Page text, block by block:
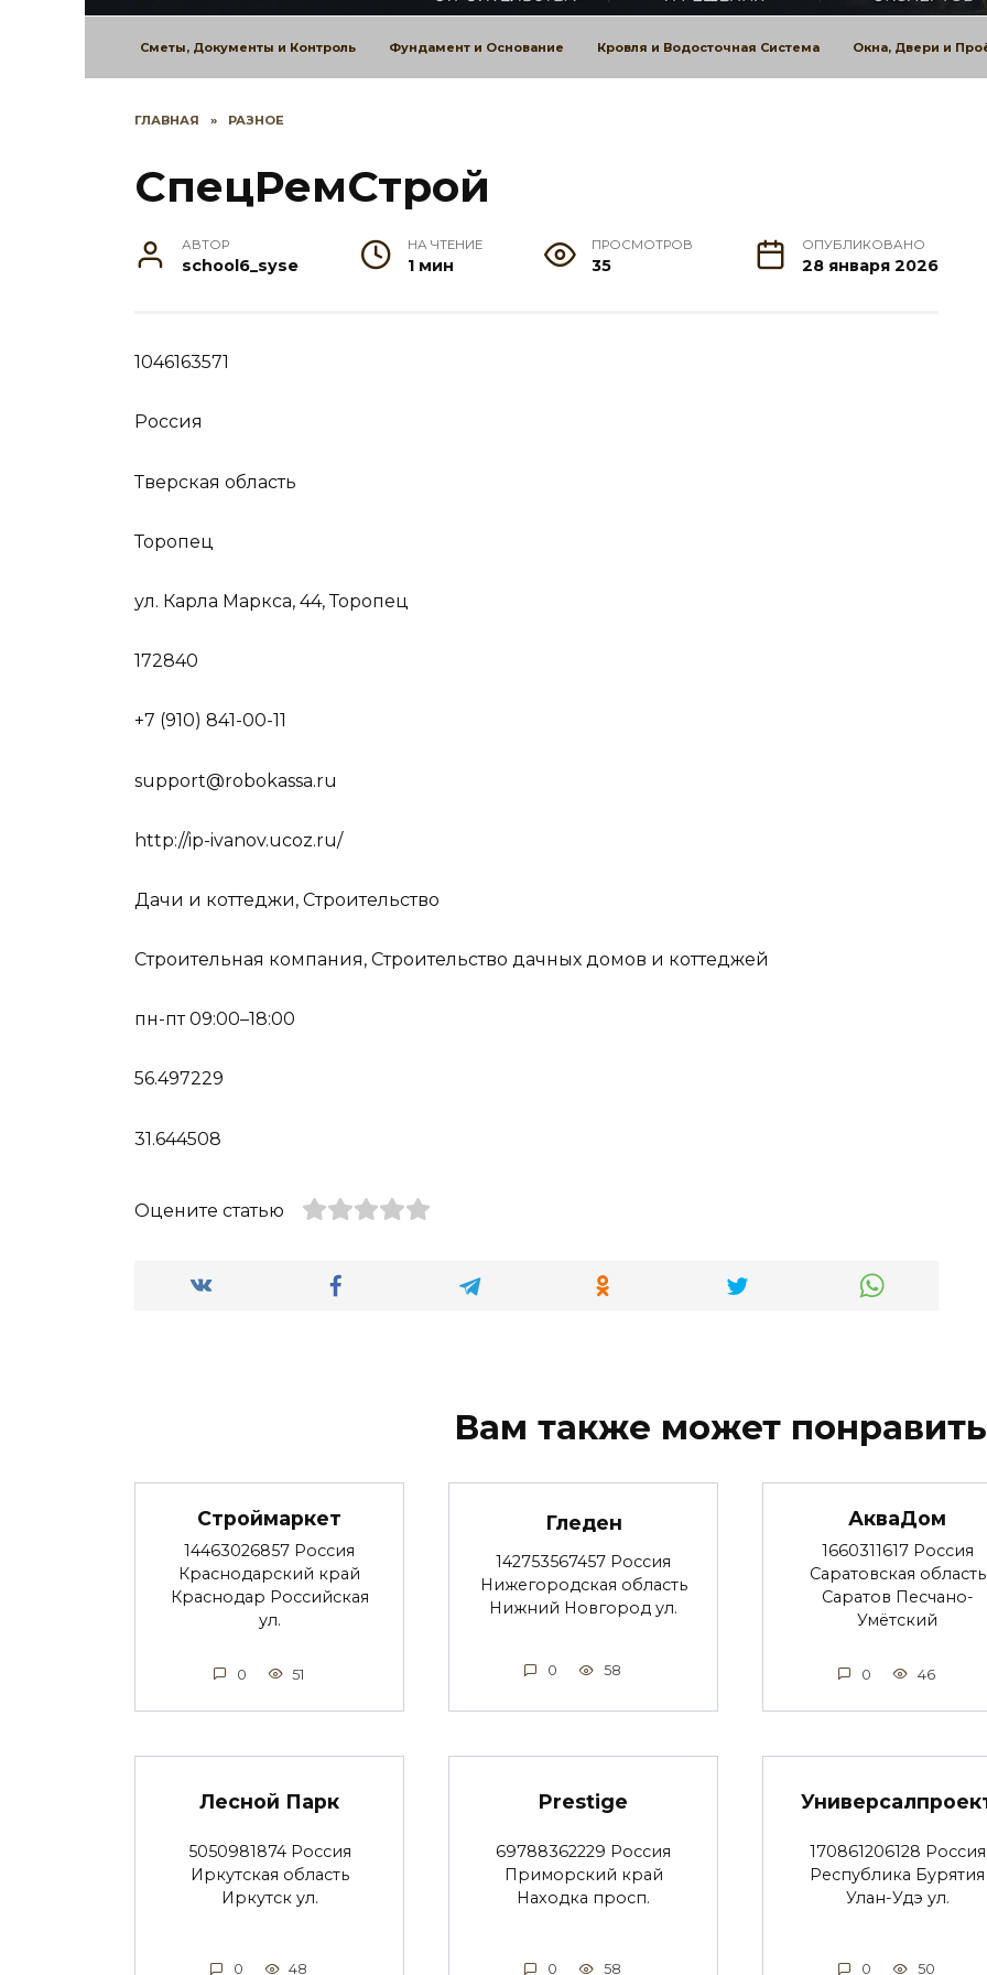
Сметы, Документы и Контроль Фундамент и Основание Кровля и Водосточная Система Окна, Двери и
ГЛАВНАЯ » РАЗНОЕ
СпецРемСтрой
АВТОР
school6_syse
НА ЧТЕНИЕ
1 мин
ПРОСМОТРОВ
35
ОПУБЛИКОВАНО
28 января 2026
1046163571
Россия
Тверская область
Торопец
ул. Карла Маркса, 44, Торопец
172840
+7 (910) 841-00-11
support@robokassa.ru
http://ip-ivanov.ucoz.ru/
Дачи и коттеджи, Строительство
Строительная компания, Строительство дачных домов и коттеджей
пн-пт 09:00–18:00
56.497229
31.644508
Оцените статью
Вам также может
Строймаркет
14463026857 Россия
Краснодарский край
Краснодар Российская
ул.
0 51
Гледен
142753567457 Россия
Нижегородская область
Нижний Новгород ул.
0 58
АкваДом
1660311617 Россия
Саратовская область
Саратов Песчано-
Умётский
0 46
Лесной Парк
5050981874 Россия
Иркутская область
Иркутск ул.
0 48
Prestige
69788362229 Россия
Приморский край
Находка просп.
0 58
170861206128 Россия
Республика Бурятия
Улан-Удэ ул.
0 50